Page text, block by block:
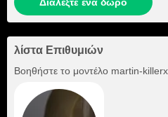
λίστα Επιθυμιών
Βοηθήστε το μοντέλο martin-killerx